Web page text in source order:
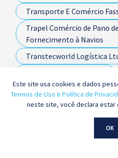
Este site usa cookies e dados
Termos de Uso e Política de
neste site, você declara estar
OK
Transporte E Comércio
Trapel Comércio de Pano
Fornecimento à Navios
Transtecworld Logística
Tristão Comércio Exterior
Ultracargo - Terminal
União Brasileira